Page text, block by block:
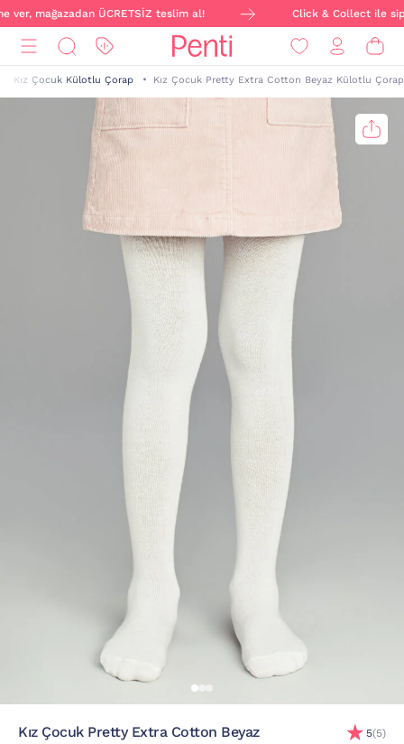
mağazadan ÜCRETSİZ teslim al! Click & Collect ile
Kız Çocuk Külotlu Çorap Kız Çocuk Pretty Extra Cotton Beyaz Külotlu Çorap
Kız Çocuk Pretty Extra Cotton Beyaz
5(5)